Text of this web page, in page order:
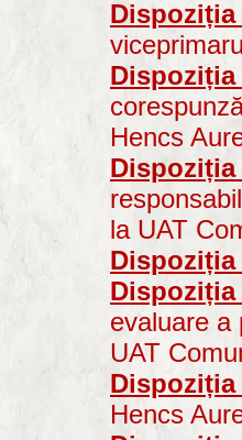
Dispoziția
Dispoziția
Hencs
Dispoziția
la UAT
Dispoziția
Dispoziția
evaluare a
UAT
Dispoziția
Hencs